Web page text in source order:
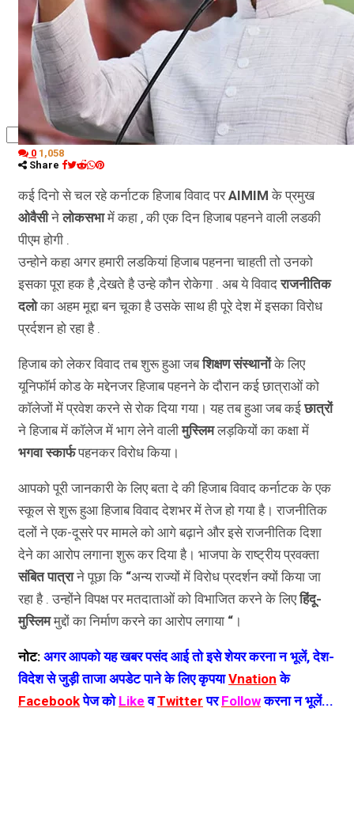
कृषि
धर्म
विज्ञान तकनीकी
0 1,058
Share
कई दिनो से चल रहे कर्नाटक हिजाब विवाद परAIMIM के प्रमुख
ओवैसीनेलोकसभामें कहा , की एक दिन हिजाब पहनने वाली लडकी
पीएम होगी .
उन्होने कहा अगर हमारी लडकियां हिजाब पहनना चाहती तो उनको
इसका पूरा हक है ,देखते है उन्हे कौन रोकेगा . अब ये विवादराजनीतिक
दलोका अहम मूद्दा बन चूका है उसके साथ ही पूरे देश में इसका विरोध
प्रर्दशन हो रहा है .
हिजाब को लेकर विवाद तब शुरू हुआ जबशिक्षण संस्थानोंके लिए
यूनिफॉर्म कोड के मद्देनजर हिजाब पहनने के दौरान कई छात्राओं को
कॉलेजों में प्रवेश करने से रोक दिया गया। यह तब हुआ जब कईछात्रों
ने हिजाब में कॉलेज में भाग लेने वालीमुस्लिमलड़कियों का कक्षा में
भगवा स्कार्फपहनकर विरोध किया।
आपको पूरी जानकारी के लिए बता दे की हिजाब विवाद कर्नाटक के एक
स्कूल से शुरू हुआ हिजाब विवाद देशभर में तेज हो गया है। राजनीतिक
दलों ने एक-दूसरे पर मामले को आगे बढ़ाने और इसे राजनीतिक दिशा
देने का आरोप लगाना शुरू कर दिया है। भाजपा के राष्ट्रीय प्रवक्ता
संबित पात्राने पूछा कि “अन्य राज्यों में विरोध प्रदर्शन क्यों किया जा
रहा है . उन्होंने विपक्ष पर मतदाताओं को विभाजित करने के लिएहिंदू-
मुस्लिममुद्दों का निर्माण करने का आरोप लगाया “ ।
नोट: अगर आपको यह खबर पसंद आई तो इसे शेयर करना न भूलें, देश-
विदेश से जुड़ी ताजा अपडेट पाने के लिए कृपयाVnation के
Facebookपेज को Like वTwitter परFollowकरना न भूलें...